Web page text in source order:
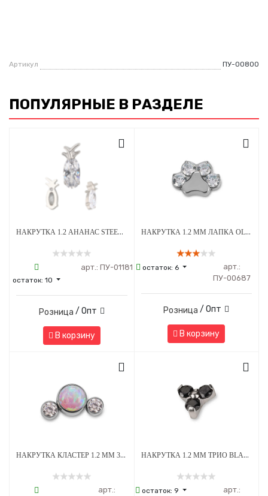
Артикул ПУ-00800
ПОПУЛЯРНЫЕ В РАЗДЕЛЕ
НАКРУТКА 1.2 АНАНАС STEEL CRYSTAL ТИТАН
остаток: 10
арт.: ПУ-01181
Розница / Опт
В корзину
НАКРУТКА 1.2 ММ ЛАПКА OLIVE CRYSTAL ТИТАН
остаток: 6
арт.:
ПУ-00687
Розница / Опт
В корзину
НАКРУТКА КЛАСТЕР 1.2 ММ 3К SWAROVSKI CLEAR ОПАЛ OP-08 ТИТАН
арт.:
НАКРУТКА 1.2 ММ ТРИО BLACK ТИТАН
остаток:9
арт.: